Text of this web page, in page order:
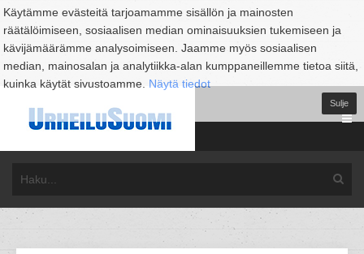
Käytämme evästeitä tarjoamamme sisällön ja mainosten
räätälöimiseen, sosiaalisen median ominaisuuksien tukemiseen ja
kävijämäärämme analysoimiseen. Jaamme myös sosiaalisen
median, mainosalan ja analytiikka-alan kumppaneillemme tietoa siitä,
kuinka käytät sivustoamme. Näytä tiedot
Sulje